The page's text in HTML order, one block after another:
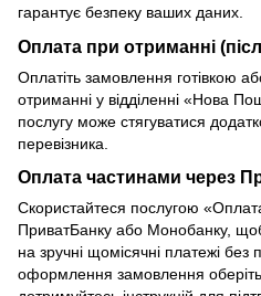
гарантує безпеку ваших даних.
Оплата при отриманні
Оплатіть замовлення готівкою
отриманні у відділенні «Нова
послугу може стягуватися
перевізника.
Оплата частинами через
Скористайтеся послугою
ПриватБанку або Монобанку, щоб
на зручні щомісячні платежі без
оформлення замовлення оберіть